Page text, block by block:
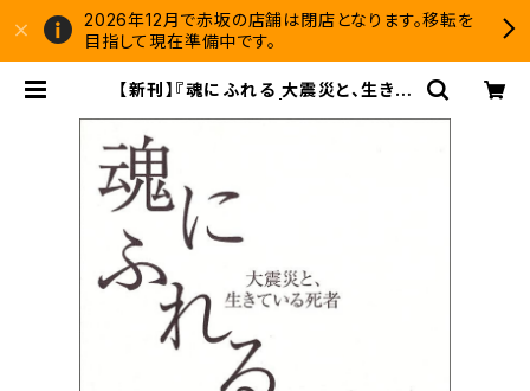
2026年12月で赤坂の店舗は閉店となります。移転を
目指して現在準備中です。
【新刊】『魂にふれる 大震災と、生きて